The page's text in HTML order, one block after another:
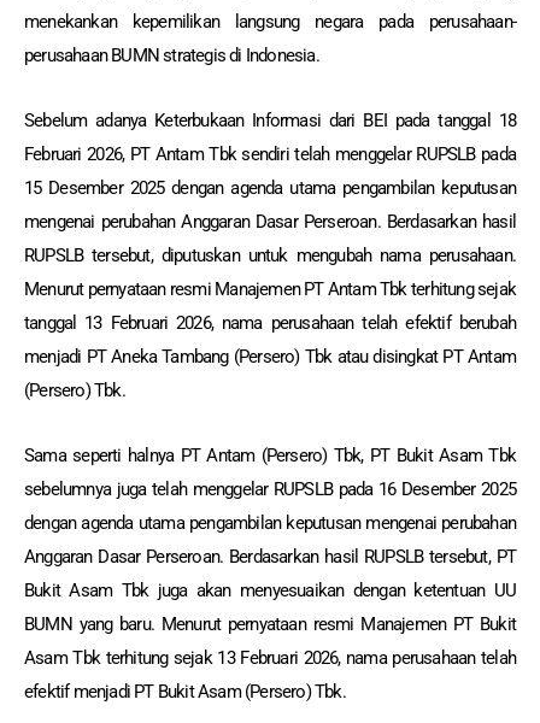
menekankan kepemilikan langsung negara pada perusahaan-
perusahaan BUMN strategis di Indonesia.
Sebelum adanya Keterbukaan Informasi dari BEI pada tanggal 18
Februari 2026, PT Antam Tbk sendiri telah menggelar RUPSLB pada
15 Desember 2025 dengan agenda utama pengambilan keputusan
mengenai perubahan Anggaran Dasar Perseroan. Berdasarkan hasil
RUPSLB tersebut, diputuskan untuk mengubah nama perusahaan.
Menurut pernyataan resmi Manajemen PT Antam Tbk terhitung sejak
tanggal 13 Februari 2026, nama perusahaan telah efektif berubah
menjadi PT Aneka Tambang (Persero) Tbk atau disingkat PT Antam
(Persero) Tbk.
Sama seperti halnya PT Antam (Persero) Tbk, PT Bukit Asam Tbk
sebelumnya juga telah menggelar RUPSLB pada 16 Desember 2025
dengan agenda utama pengambilan keputusan mengenai perubahan
Anggaran Dasar Perseroan. Berdasarkan hasil RUPSLB tersebut, PT
Bukit Asam Tbk juga akan menyesuaikan dengan ketentuan UU
BUMN yang baru. Menurut pernyataan resmi Manajemen PT Bukit
Asam Tbk terhitung sejak 13 Februari 2026, nama perusahaan telah
efektif menjadi PT Bukit Asam (Persero) Tbk.